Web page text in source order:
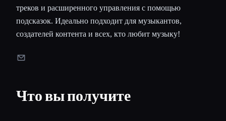
треков и расширенного управления с помощью
подсказок. Идеально подходит для музыкантов,
создателей контента и всех, кто любит музыку!
Что вы получите